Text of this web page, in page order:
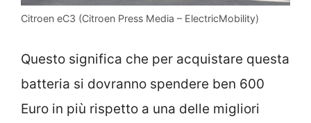
Citroen eC3 (Citroen Press Media – ElectricMobility)
Questo significa che per acquistare questa
batteria si dovranno spendere ben 600
Euro in più rispetto a una delle migliori